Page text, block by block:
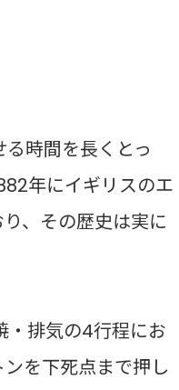
時間を長くとっ
年にイギリスのエ
、その歴史は実に
・排気の4行程にお
を下死点まで押し